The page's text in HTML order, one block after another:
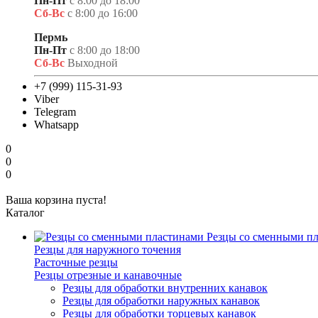
Сб-Вс с 8:00 до 16:00
Пермь
Пн-Пт с 8:00 до 18:00
Сб-Вс Выходной
+7 (999) 115-31-93
Viber
Telegram
Whatsapp
0
0
0
Ваша корзина пуста!
Каталог
Резцы со сменными
Резцы для наружного точения
Расточные резцы
Резцы отрезные и канавочные
Резцы для обработки внутренних канавок
Резцы для обработки наружных канавок
Резцы для обработки торцевых канавок